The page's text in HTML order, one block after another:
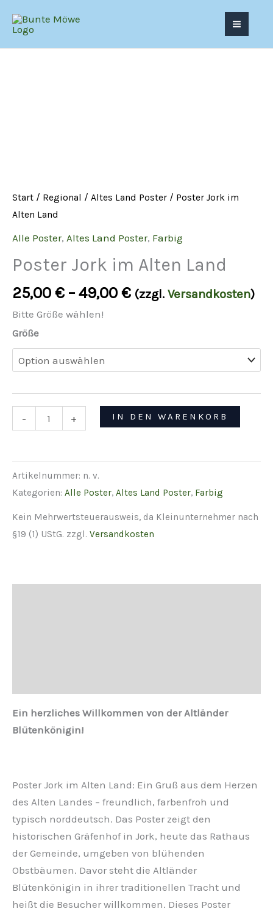
Inhalt
Start / Regional / Altes Land Poster / Poster Jork im
Alten Land
Alle Poster, Altes Land Poster, Farbig
Poster Jork im Alten Land
25,00 € – 49,00 € (zzgl. Versandkosten)
Bitte Größe wählen!
Größe
-
Jork
Alten
Land
Menge
+ IN DEN WARENKORB
Artikelnummer: n. v.
Kategorien: Alle Poster, Altes Land Poster, Farbig
Kein Mehrwertsteuerausweis, da Kleinunternehmer nach
§19 (1) UStG. zzgl. Versandkosten
Ein herzliches Willkommen von der Altländer
Blütenkönigin!
Poster Jork im Alten Land: Ein Gruß aus dem Herzen
des Alten Landes – freundlich, farbenfroh und
typisch norddeutsch. Das Poster zeigt den
historischen Gräfenhof in Jork, heute das Rathaus
der Gemeinde, umgeben von blühenden
Obstbäumen. Davor steht die Altländer
Blütenkönigin in ihrer traditionellen Tracht und
heißt die Besucher willkommen. Dieses Poster